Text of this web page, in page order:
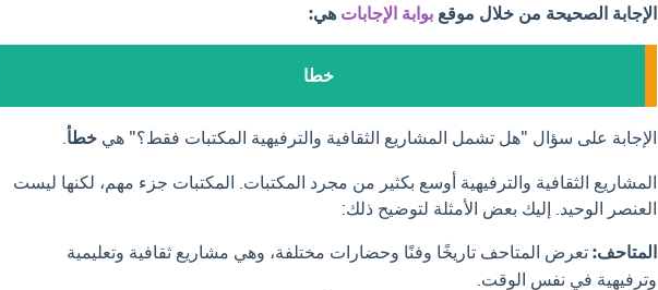
الإجابة الصحيحة من خلال موقع بوابة الإجابات هي:
خطا
الإجابة على سؤال "هل تشمل المشاريع الثقافية والترفيهية المكتبات فقط؟" هي خطأ
المشاريع الثقافية والترفيهية أوسع بكثير من مجرد المكتبات. المكتبات جزء مهم، لكنها ليست
العنصر الوحيد. إليك بعض الأمثلة لتوضيح ذلك:
المتاحف: تعرض المتاحف تاريخًا وفنًا وحضارات مختلفة، وهي مشاريع ثقافية وتعليمية
وترفيهية في نفس الوقت.